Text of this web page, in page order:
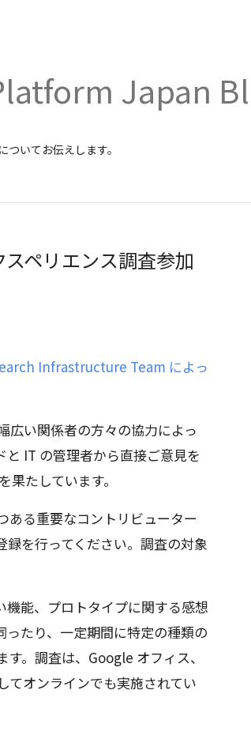
Japan
いてお伝えします。
ペリエンス調査参加
Infrastructure Team によっ
い関係者の方々の協力によっ
IT の管理者から直接ご意見を
たしています。
ある重要なコントリビューター
録を行ってください。調査の対象
能、プロトタイプに関する感想
たり、一定期間に特定の種類の
。調査は、Google オフィス、
てオンラインでも実施されてい